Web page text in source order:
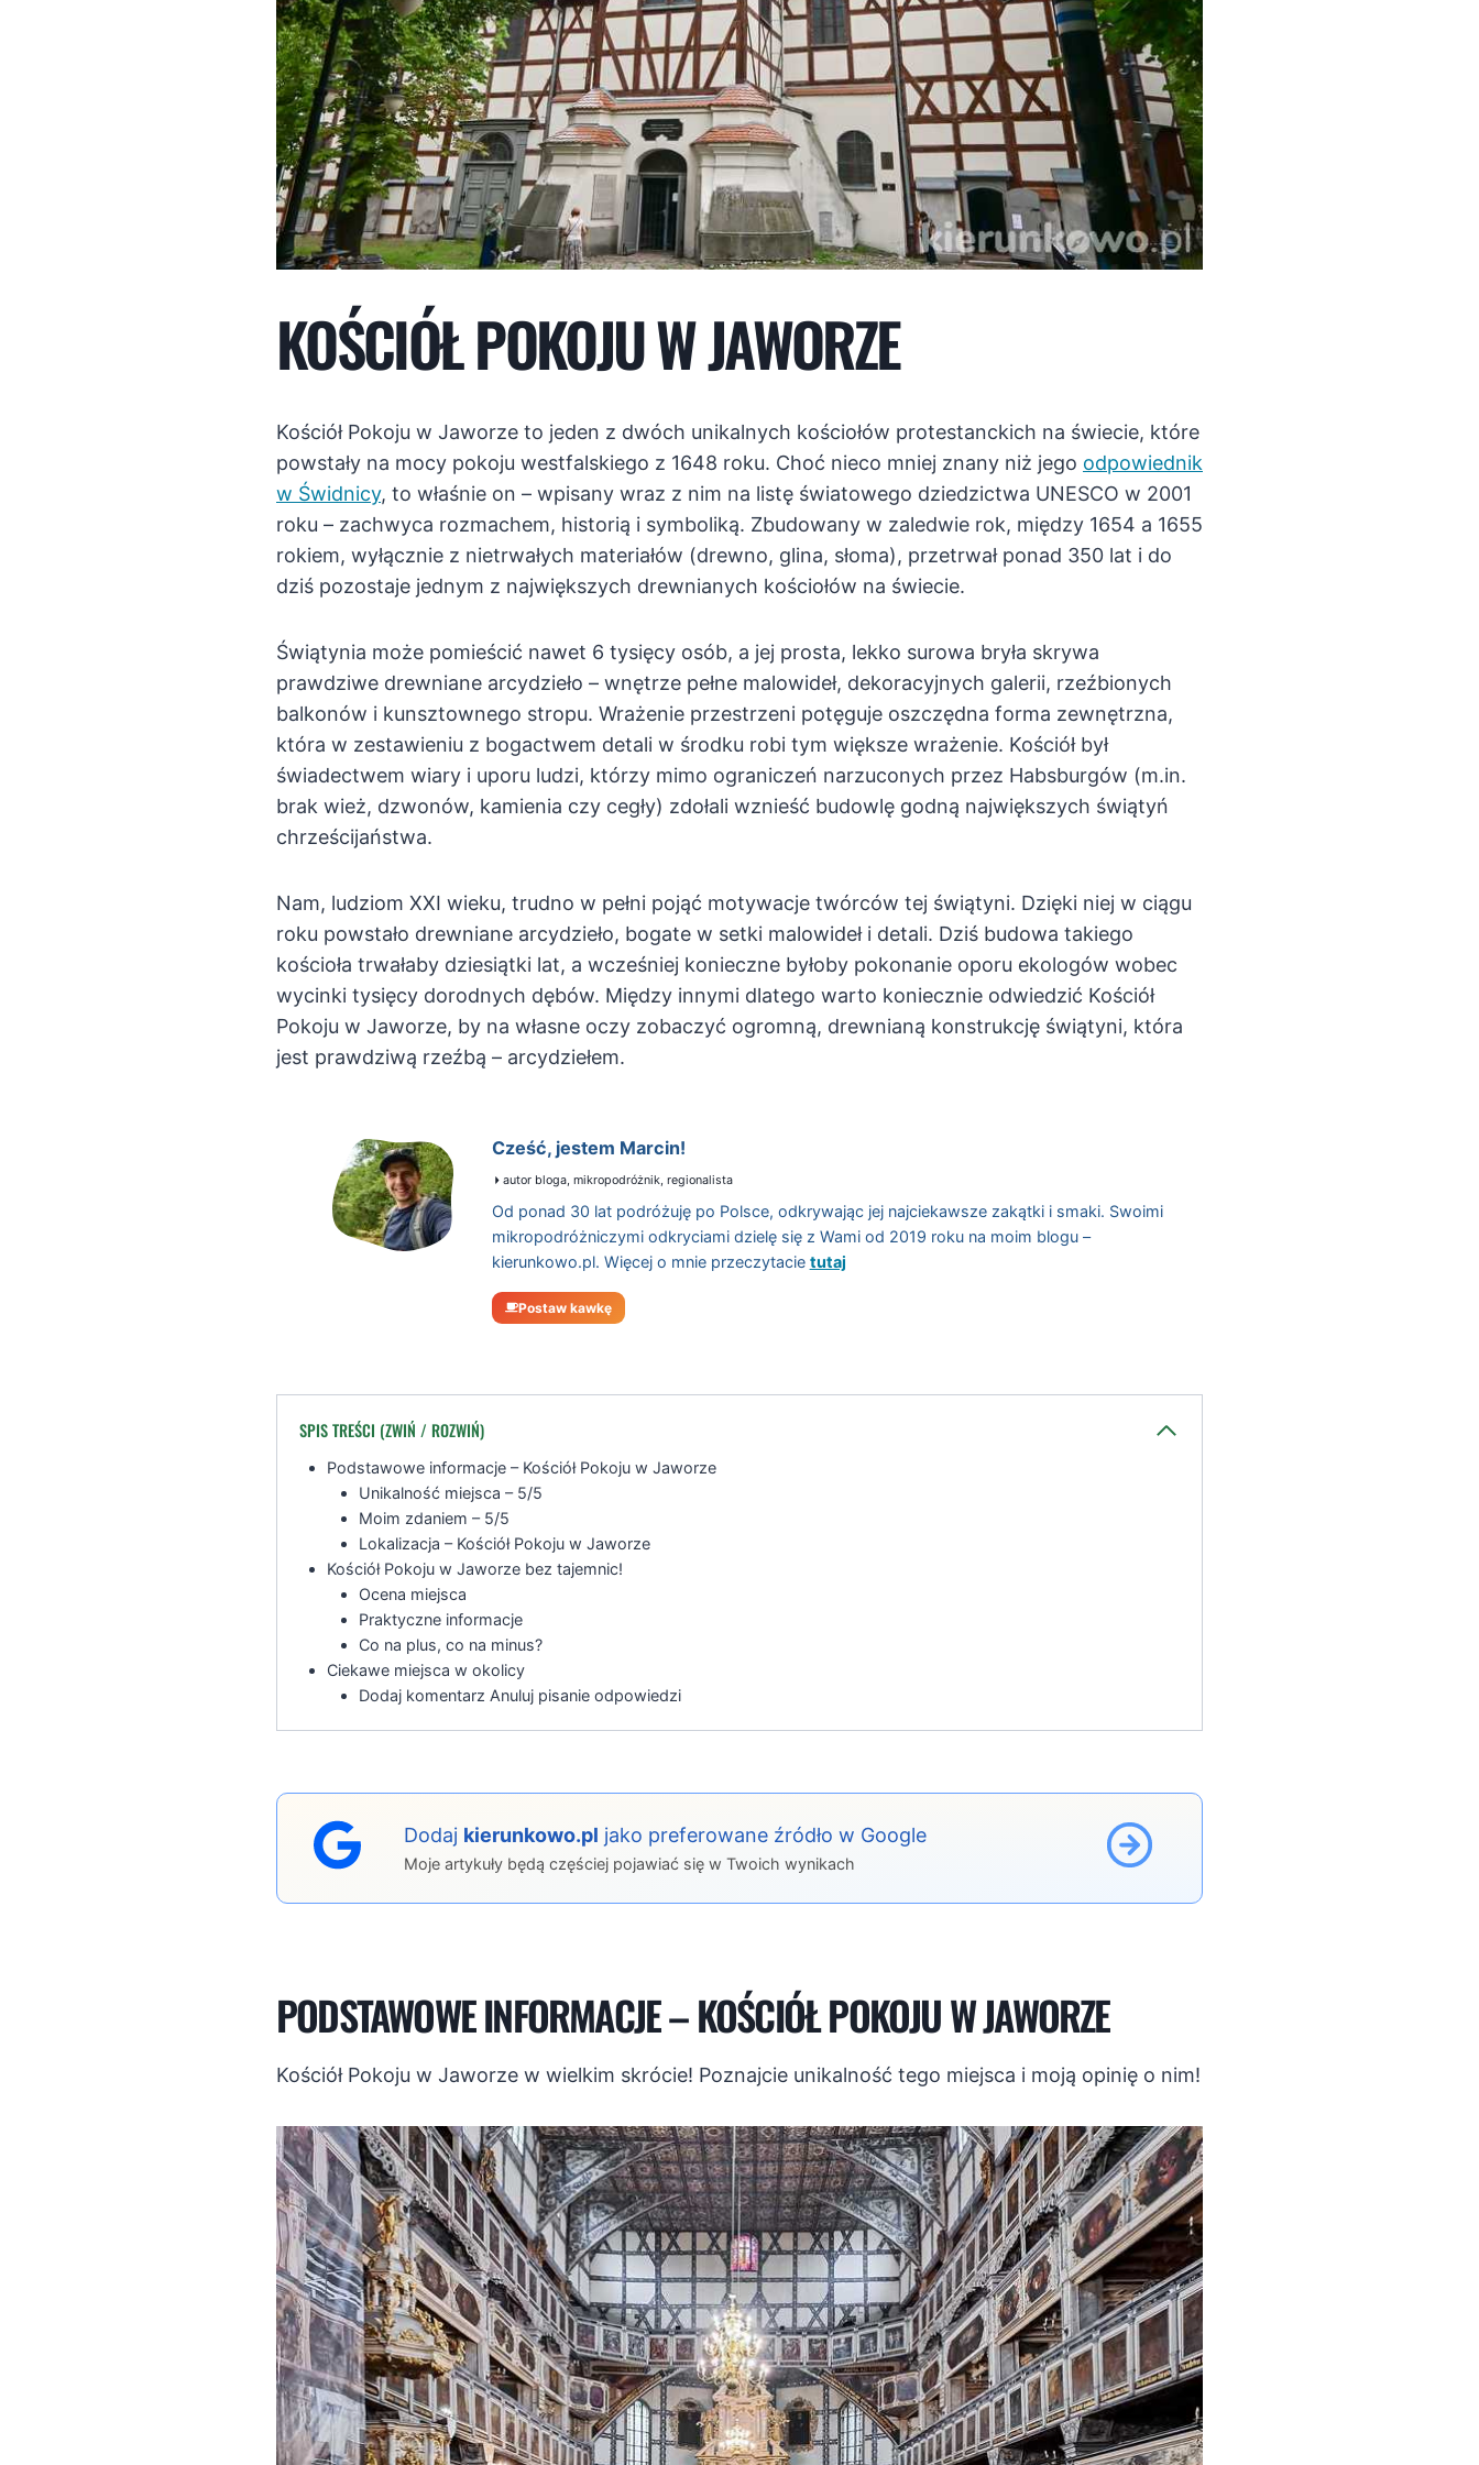
KOŚCIÓŁ POKOJU W JAWORZE
Kościół Pokoju w Jaworze to jeden z dwóch unikalnych kościołów protestanckich na świecie, które
powstały na mocy pokoju westfalskiego z 1648 roku. Choć nieco mniej znany niż jego odpowiednik
w Świdnicy, to właśnie on – wpisany wraz z nim na listę światowego dziedzictwa UNESCO w 2001
roku – zachwyca rozmachem, historią i symboliką. Zbudowany w zaledwie rok, między 1654 a 1655
rokiem, wyłącznie z nietrwałych materiałów (drewno, glina, słoma), przetrwał ponad 350 lat i do
dziś pozostaje jednym z największych drewnianych kościołów na świecie.
Świątynia może pomieścić nawet 6 tysięcy osób, a jej prosta, lekko surowa bryła skrywa
prawdziwe drewniane arcydzieło – wnętrze pełne malowideł, dekoracyjnych galerii, rzeźbionych
balkonów i kunsztownego stropu. Wrażenie przestrzeni potęguje oszczędna forma zewnętrzna,
która w zestawieniu z bogactwem detali w środku robi tym większe wrażenie. Kościół był
świadectwem wiary i uporu ludzi, którzy mimo ograniczeń narzuconych przez Habsburgów (m.in.
brak wież, dzwonów, kamienia czy cegły) zdołali wznieść budowlę godną największych świątyń
chrześcijaństwa.
Nam, ludziom XXI wieku, trudno w pełni pojąć motywacje twórców tej świątyni. Dzięki niej w ciągu
roku powstało drewniane arcydzieło, bogate w setki malowideł i detali. Dziś budowa takiego
kościoła trwałaby dziesiątki lat, a wcześniej konieczne byłoby pokonanie oporu ekologów wobec
wycinki tysięcy dorodnych dębów. Między innymi dlatego warto koniecznie odwiedzić Kościół
Pokoju w Jaworze, by na własne oczy zobaczyć ogromną, drewnianą konstrukcję świątyni, która
jest prawdziwą rzeźbą – arcydziełem.
Cześć, jestem Marcin!
autor bloga, mikropodróżnik, regionalista
Od ponad 30 lat podróżuję po Polsce, odkrywając jej najciekawsze zakątki i smaki. Swoimi
mikropodróżniczymi odkryciami dzielę się z Wami od 2019 roku na moim blogu –
kierunkowo.pl. Więcej o mnie przeczytacie tutaj
Postaw kawkę
SPIS TREŚCI (ZWIŃ / ROZWIŃ)
Podstawowe informacje – Kościół Pokoju w Jaworze
Unikalność miejsca – 5/5
Moim zdaniem – 5/5
Lokalizacja – Kościół Pokoju w Jaworze
Kościół Pokoju w Jaworze bez tajemnic!
Ocena miejsca
Praktyczne informacje
Co na plus, co na minus?
Ciekawe miejsca w okolicy
Dodaj komentarz Anuluj pisanie odpowiedzi
Dodaj kierunkowo.pl jako preferowane źródło w Google
Moje artykuły będą częściej pojawiać się w Twoich wynikach
PODSTAWOWE INFORMACJE – KOŚCIÓŁ POKOJU W JAWORZE
Kościół Pokoju w Jaworze w wielkim skrócie! Poznajcie unikalność tego miejsca i moją opinię o nim!